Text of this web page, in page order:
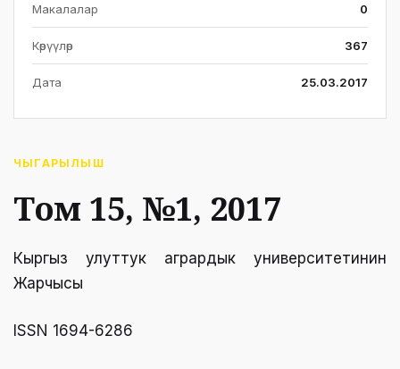
Макалалар 0
Көрүүлөр 367
Дата 25.03.2017
ЧЫГАРЫЛЫШ
Том 15, №1, 2017
Кыргыз улуттук агрардык университетинин
Жарчысы
ISSN 1694-6286